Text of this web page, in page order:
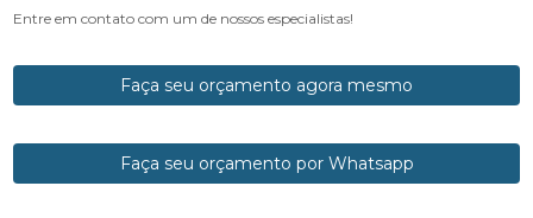
Entre em contato com um de nossos especialistas!
Faça seu orçamento agora mesmo
Faça seu orçamento por Whatsapp